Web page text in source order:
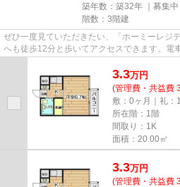
築年数：築32年 ｜募集中
階数：3階建
ぜひ一度見ていただきたい、「ホーミーレジ
へも徒歩12分と歩いてアクセスできます。電
3.3万円
(管理費・共益費
敷：0ヶ月｜礼：
所在階：1階
間取り：1K
面積：20.00㎡
3.3万円
(管理費・共益費